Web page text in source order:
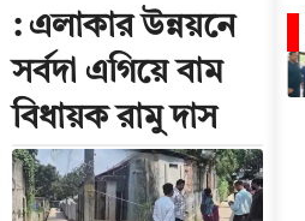
: এলাকার উন্নয়নে
সর্বদা এগিয়ে বাম
বিধায়ক রামু দাস